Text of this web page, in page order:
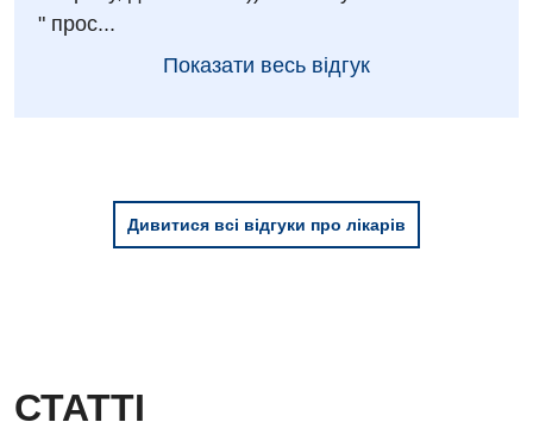
" прос...
Показати весь відгук
Дивитися всі відгуки про лікарів
СТАТТІ